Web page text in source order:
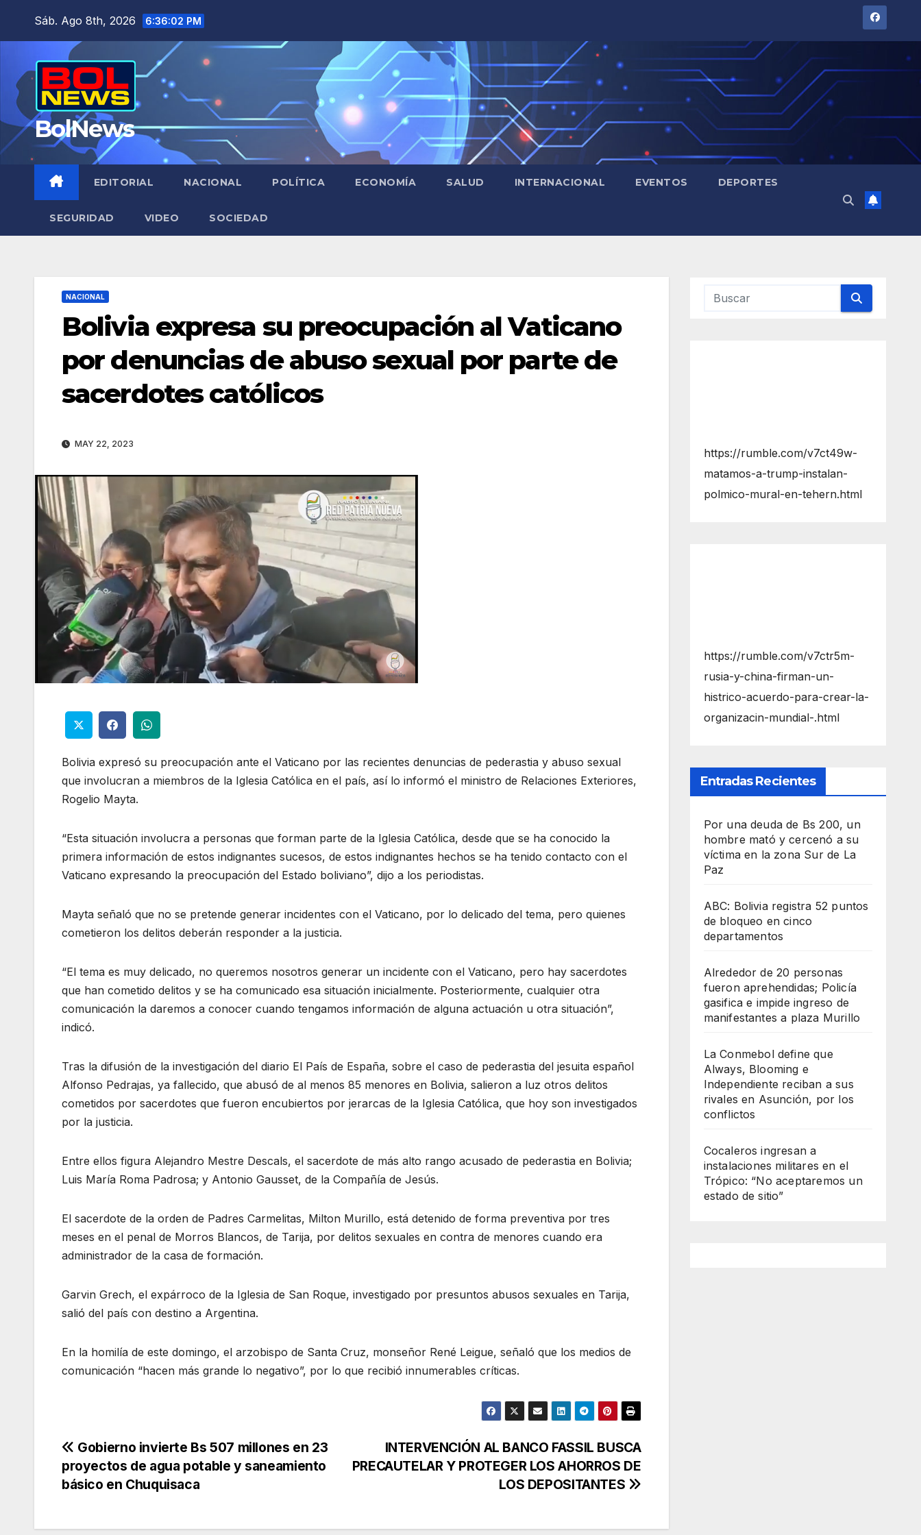
Sáb. Ago 8th, 2026 6:36:03 PM
BolNews
EDITORIAL NACIONAL POLÍTICA ECONOMÍA SALUD INTERNACIONAL EVENTOS DEPORTES
SEGURIDAD VIDEO SOCIEDAD
NACIONAL
Bolivia expresa su preocupación al Vaticano
por denuncias de abuso sexual por parte de
sacerdotes católicos
MAY 22, 2023
Bolivia expresó su preocupación ante el Vaticano por las recientes denuncias de pederastia y abuso sexual
que involucran a miembros de la Iglesia Católica en el país, así lo informó el ministro de Relaciones Exteriores,
Rogelio Mayta.
“Esta situación involucra a personas que forman parte de la Iglesia Católica, desde que se ha conocido la
primera información de estos indignantes sucesos, de estos indignantes hechos se ha tenido contacto con el
Vaticano expresando la preocupación del Estado boliviano”, dijo a los periodistas.
Mayta señaló que no se pretende generar incidentes con el Vaticano, por lo delicado del tema, pero quienes
cometieron los delitos deberán responder a la justicia.
“El tema es muy delicado, no queremos nosotros generar un incidente con el Vaticano, pero hay sacerdotes
que han cometido delitos y se ha comunicado esa situación inicialmente. Posteriormente, cualquier otra
comunicación la daremos a conocer cuando tengamos información de alguna actuación u otra situación”,
indicó.
Tras la difusión de la investigación del diario El País de España, sobre el caso de pederastia del jesuita español
Alfonso Pedrajas, ya fallecido, que abusó de al menos 85 menores en Bolivia, salieron a luz otros delitos
cometidos por sacerdotes que fueron encubiertos por jerarcas de la Iglesia Católica, que hoy son investigados
por la justicia.
Entre ellos figura Alejandro Mestre Descals, el sacerdote de más alto rango acusado de pederastia en Bolivia;
Luis María Roma Padrosa; y Antonio Gausset, de la Compañía de Jesús.
El sacerdote de la orden de Padres Carmelitas, Milton Murillo, está detenido de forma preventiva por tres
meses en el penal de Morros Blancos, de Tarija, por delitos sexuales en contra de menores cuando era
administrador de la casa de formación.
Garvin Grech, el expárroco de la Iglesia de San Roque, investigado por presuntos abusos sexuales en Tarija,
salió del país con destino a Argentina.
En la homilía de este domingo, el arzobispo de Santa Cruz, monseñor René Leigue, señaló que los medios de
comunicación “hacen más grande lo negativo”, por lo que recibió innumerables críticas.
Navegación
de
INTERVENCIÓN AL BANCO FASSIL BUSCA
PRECAUTELAR Y PROTEGER LOS AHORROS DE
LOS DEPOSITANTES
Gobierno invierte Bs 507 millones en 23
proyectos de agua potable y saneamiento
básico en Chuquisaca
https://rumble.com/v7ct49w-
matamos-a-trump-instalan-
polmico-mural-en-tehern.html
https://rumble.com/v7ctr5m-
rusia-y-china-firman-un-
histrico-acuerdo-para-crear-la-
organizacin-mundial-.html
Entradas Recientes
Por una deuda de Bs 200, un
hombre mató y cercenó a su
víctima en la zona Sur de La
Paz
ABC: Bolivia registra 52 puntos
de bloqueo en cinco
departamentos
Alrededor de 20 personas
fueron aprehendidas; Policía
gasifica e impide ingreso de
manifestantes a plaza Murillo
La Conmebol define que
Always, Blooming e
Independiente reciban a sus
rivales en Asunción, por los
conflictos
Cocaleros ingresan a
instalaciones militares en el
Trópico: “No aceptaremos un
estado de sitio”